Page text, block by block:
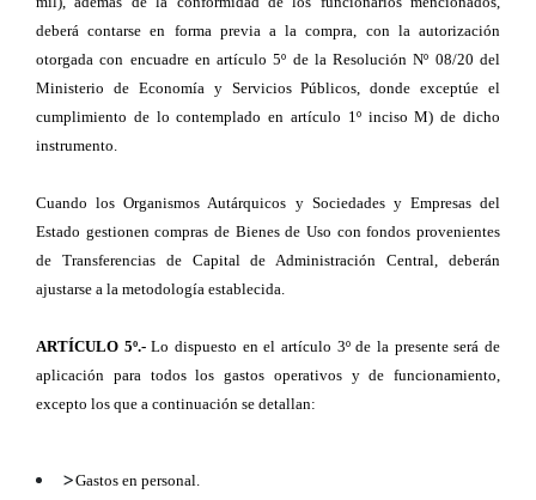
deberá contarse en forma previa a la compra, con la autorización
otorgada con encuadre en artículo 5º de la Resolución Nº 08/20 del
Ministerio de Economía y Servicios Públicos, donde exceptúe el
cumplimiento de lo contemplado en artículo 1º inciso M) de dicho
instrumento.
Cuando los Organismos Autárquicos y Sociedades y Empresas del
Estado gestionen compras de Bienes de Uso con fondos provenientes
de Transferencias de Capital de Administración Central, deberán
ajustarse a la metodología establecida.
ARTÍCULO 5º.-Lo dispuesto en el artículo 3º de la presente será de
aplicación para todos los gastos operativos y de funcionamiento,
excepto los que a continuación se detallan:
>Gastos en personal.